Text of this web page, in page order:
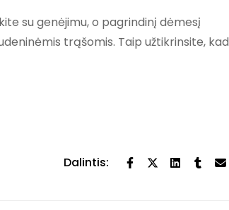
su genėjimu, o pagrindinį dėmesį
trąšomis. Taip užtikrinsite, kad
Dalintis: